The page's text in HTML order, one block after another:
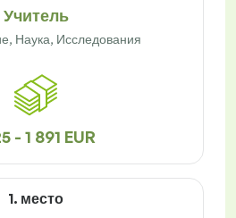
Учитель
Наука, Исследования
- 1 891 EUR
1. место